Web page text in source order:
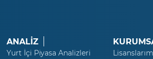
ANALİZ
Yurt İçi Piyasa Analizleri